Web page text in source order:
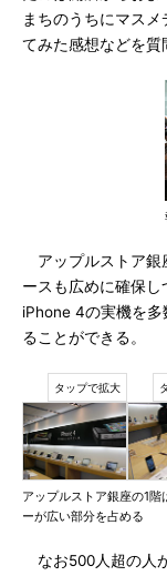
まちのうちにマス
てみた感想などを質
アップルストア銀
ースも広めに確保
iPhone 4の実機を
ることができる。
アップルストア銀座の1
ーが広い部分を占める
なお500人超の人